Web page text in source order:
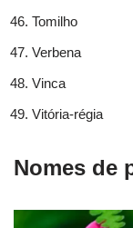
Tomilho
Verbena
Vinca
Vitória-régia
Nomes de